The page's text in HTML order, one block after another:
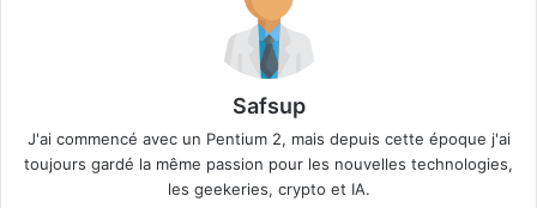
Safsup
J'ai commencé avec un Pentium 2, mais depuis cette époque j'ai
toujours gardé la même passion pour les nouvelles technologies,
les geekeries, crypto et IA.